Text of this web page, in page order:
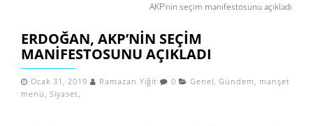
AKP’nin seçim manifestosunu açıkladı
ERDOĞAN, AKP’NIN SEÇIM
MANIFESTOSUNU AÇIKLADI
Ocak 31, 2019 Ramazan Yiğit 0 Genel, Gündem , manşet
menü , Siyaset,